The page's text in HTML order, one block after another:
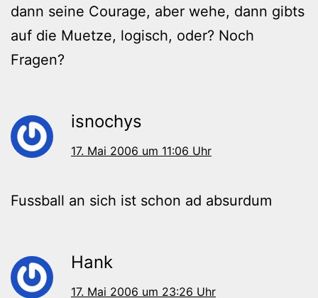
dann seine Courage, aber wehe, dann gibts
auf die Muetze, logisch, oder? Noch
Fragen?
isnochys
17. Mai 2006 um 11:06 Uhr
Fussball an sich ist schon ad absurdum
Hank
17. Mai 2006 um 23:26 Uhr